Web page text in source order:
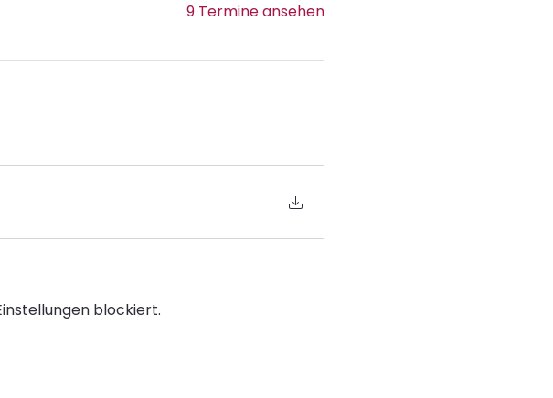
9 Termine ansehen
blockiert.